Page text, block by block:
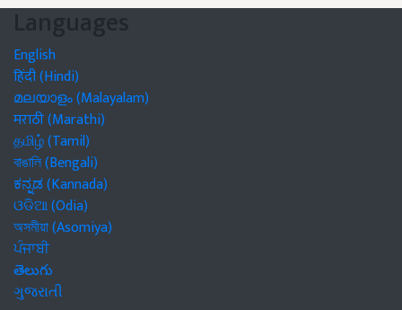
Languages
English
हिंदी (Hindi)
മലയാളം (Malayalam)
मराठी (Marathi)
தமிழ் (Tamil)
বাঙালি (Bengali)
ಕನ್ನಡ (Kannada)
ଓଡିଆ (Odia)
অসমীয়া (Asomiya)
ਪੰਜਾਬੀ
తెలుగు
ગુજરાતી